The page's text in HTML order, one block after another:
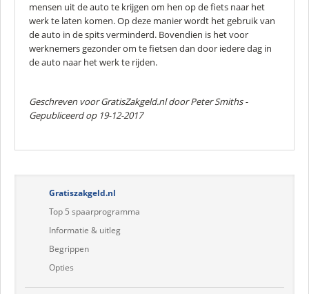
mensen uit de auto te krijgen om hen op de fiets naar het
werk te laten komen. Op deze manier wordt het gebruik van
de auto in de spits verminderd. Bovendien is het voor
werknemers gezonder om te fietsen dan door iedere dag in
de auto naar het werk te rijden.
Geschreven voor GratisZakgeld.nl doorPeter Smiths-
Gepubliceerd op 19-12-2017
Gratiszakgeld.nl
Top 5 spaarprogramma
Informatie & uitleg
Begrippen
Opties